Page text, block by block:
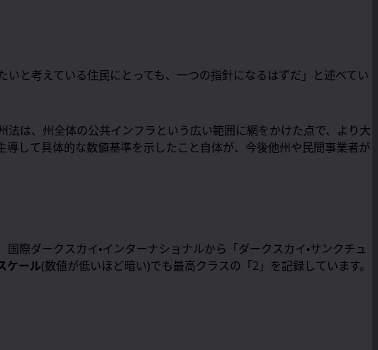
と考えている住民にとっても、一つの指針になるはずだ」と述べてい
は、州全体の公共インフラという広い範囲に網をかけた点で、より大
して具体的な数値基準を示したこと自体が、今後他州や民間事業者が
国際ダークスカイ・インターナショナルから「ダークスカイ・サンクチュ
ケール(数値が低いほど暗い)でも最高クラスの「2」を記録しています。